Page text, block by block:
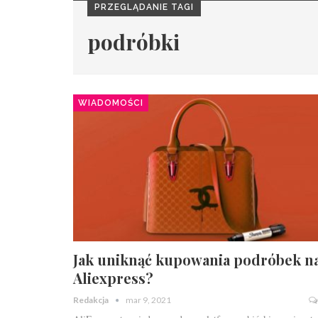
PRZEGLĄDANIE TAGI
podróbki
WIADOMOŚCI
Jak uniknąć kupowania podróbek
Aliexpress?
Redakcja mar 9, 2021